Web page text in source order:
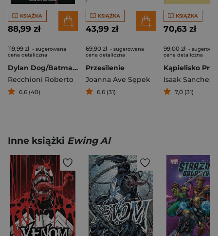
KSIĄŻKA
88,99 zł
119,99 zł - sugerowana
cena detaliczna
Dylan Dog/Batman. Cień nietoperza
Recchioni Roberto
6,6 (40)
KSIĄŻKA
43,99 zł
69,90 zł - sugerowana
cena detaliczna
Przesilenie
Joanna Ave Sępek
6,6 (31)
KSIĄŻKA
70,63 zł
99,00 zł -
cena detaliczna
Isaak Sanchez
7,0 (31)
Inne książki Ewing Al